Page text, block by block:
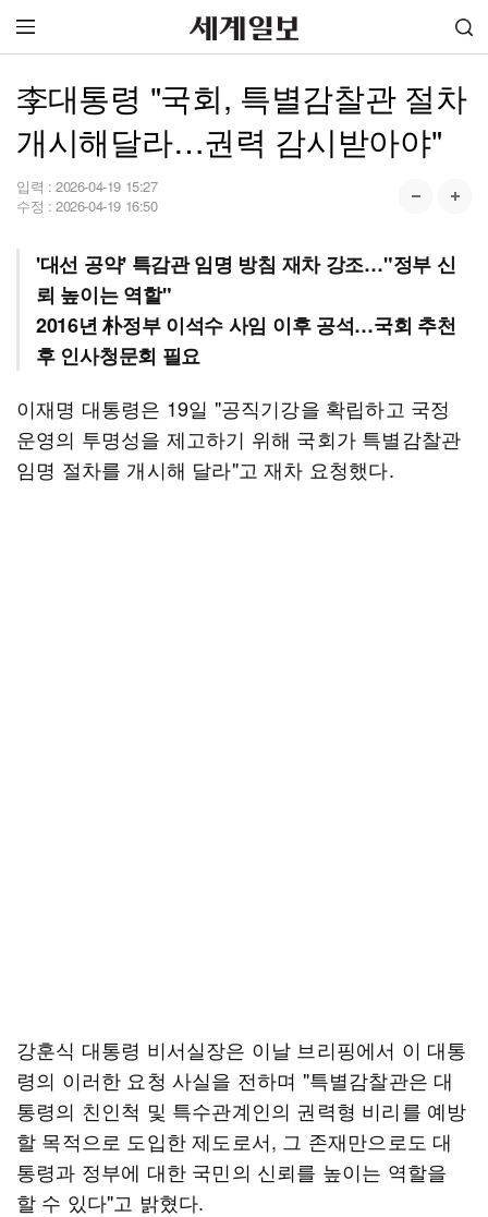
李대통령 "국회, 특별감찰관 절차
개시해달라…권력 감시받아야"
입력 : 2026-04-19 15:27
수정 : 2026-04-19 16:50
'대선 공약' 특감관 임명 방침 재차 강조…"정부 신
뢰 높이는 역할"
2016년 朴정부 이석수 사임 이후 공석…국회 추천
후 인사청문회 필요
이재명 대통령은 19일 "공직기강을 확립하고 국정
운영의 투명성을 제고하기 위해 국회가 특별감찰관
임명 절차를 개시해 달라"고 재차 요청했다.
강훈식 대통령 비서실장은 이날 브리핑에서 이 대통
령의 이러한 요청 사실을 전하며 "특별감찰관은 대
통령의 친인척 및 특수관계인의 권력형 비리를 예방
할 목적으로 도입한 제도로서, 그 존재만으로도 대
통령과 정부에 대한 국민의 신뢰를 높이는 역할을
할 수 있다"고 밝혔다.